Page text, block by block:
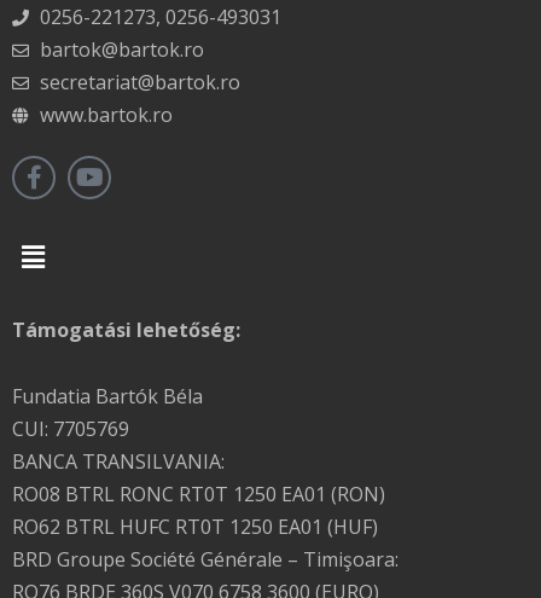
0256-221273, 0256-493031
bartok@bartok.ro
secretariat@bartok.ro
www.bartok.ro
Menu
Támogatási lehetőség:
Fundatia Bartók Béla
CUI: 7705769
BANCA TRANSILVANIA:
RO08 BTRL RONC RT0T 1250 EA01 (RON)
RO62 BTRL HUFC RT0T 1250 EA01 (HUF)
BRD Groupe Société Générale – Timişoara:
RO76 BRDE 360S V070 6758 3600 (EURO)